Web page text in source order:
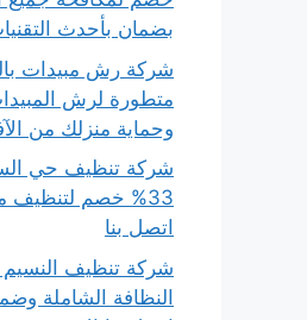
بضمان بأحدث
شركة رش مبيدات
وحماية منزلك من
شركة تنظيف حي
33% خصم لتنظيف
اتصل بنا
شركة تنظيف